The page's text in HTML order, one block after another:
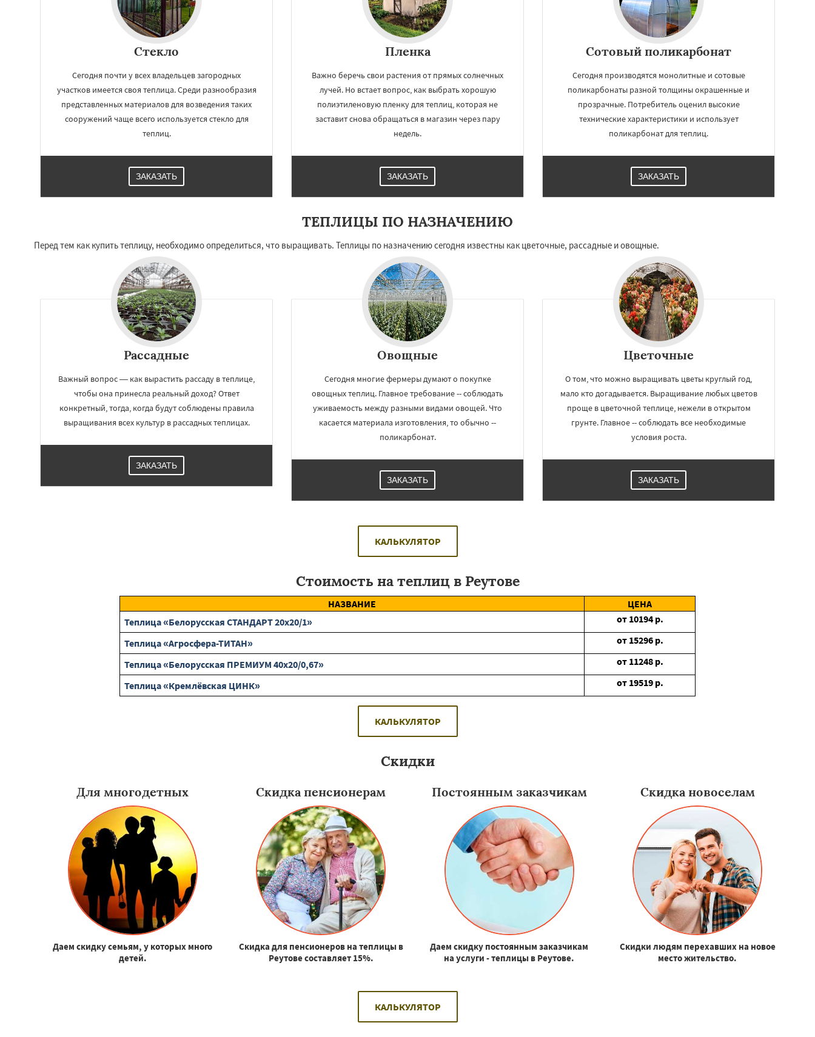
Стекло
Сегодня почти у всех владельцев загородных
участков имеется своя теплица. Среди разнообразия
представленных материалов для возведения таких
сооружений чаще всего используется стекло для
теплиц.
ЗАКАЗАТЬ
Пленка
Важно беречь свои растения от прямых солнечных
лучей. Но встает вопрос, как выбрать хорошую
полиэтиленовую пленку для теплиц, которая не
заставит снова обращаться в магазин через пару
недель.
ЗАКАЗАТЬ
Сотовый поликарбонат
Сегодня производятся монолитные и сотовые
поликарбонаты разной толщины окрашенные и
прозрачные. Потребитель оценил высокие
технические характеристики и использует
поликарбонат для теплиц.
ЗАКАЗАТЬ
ТЕПЛИЦЫ ПО НАЗНАЧЕНИЮ
Перед тем как купить теплицу, необходимо определиться, что выращивать. Теплицы по назначению сегодня известны как цветочные, рассадные и овощные.
Рассадные
Важный вопрос — как вырастить рассаду в теплице,
чтобы она принесла реальный доход? Ответ
конкретный, тогда, когда будут соблюдены правила
выращивания всех культур в рассадных теплицах.
ЗАКАЗАТЬ
Овощные
Сегодня многие фермеры думают о покупке
овощных теплиц. Главное требование -- соблюдать
уживаемость между разными видами овощей. Что
касается материала изготовления, то обычно --
поликарбонат.
ЗАКАЗАТЬ
Цветочные
О том, что можно выращивать цветы круглый год,
мало кто догадывается. Выращивание любых цветов
проще в цветочной теплице, нежели в открытом
грунте. Главное -- соблюдать все необходимые
условия роста.
ЗАКАЗАТЬ
КАЛЬКУЛЯТОР
Стоимость на теплиц в Реутове
НАЗВАНИЕ
ЦЕНА
Теплица «Белорусская СТАНДАРТ 20х20/1»
от 10194 р.
Теплица «Агросфера-ТИТАН»
от 15296 р.
Теплица «Белорусская ПРЕМИУМ 40х20/0,67»
от 11248 р.
Теплица «Кремлёвская ЦИНК»
от 19519 р.
КАЛЬКУЛЯТОР
Скидки
Для многодетных
Даем скидку семьям, у которых много
детей.
Скидка пенсионерам
Скидка для пенсионеров на теплицы в
Реутове составляет 15%.
Постоянным заказчикам
Даем скидку постоянным заказчикам
на услуги - теплицы в Реутове.
Скидка новоселам
Скидки людям перехавших на новое
место жительство.
КАЛЬКУЛЯТОР